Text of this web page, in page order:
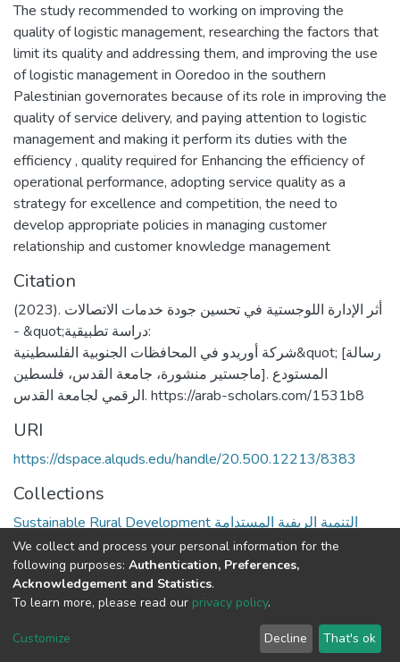
The study recommended to working on improving the
quality of logistic management, researching the factors that
limit its quality and addressing them, and improving the use
of logistic management in Ooredoo in the southern
Palestinian governorates because of its role in improving the
quality of service delivery, and paying attention to logistic
management and making it perform its duties with the
efficiency , quality required for Enhancing the efficiency of
operational performance, adopting service quality as a
strategy for excellence and competition, the need to
develop appropriate policies in managing customer
relationship and customer knowledge management
Citation
(2023). أثر الإدارة اللوجستية في تحسين جودة خدمات الاتصالات
- &quot;دراسة تطبيقية:
شركة أوريدو في المحافظات الجنوبية الفلسطينية&quot; [رسالة
ماجستير منشورة، جامعة القدس، فلسطين]. المستودع
الرقمي لجامعة القدس. https://arab-scholars.com/1531b8
URI
https://dspace.alquds.edu/handle/20.500.12213/8383
Collections
Sustainable Rural Development التنمية الريفية المستدامة
Full item page
Cookie
End User
Agreement
Send
Feedback
We collect and process your personal information for the
following purposes: Authentication, Preferences,
Acknowledgement and Statistics.
To learn more, please read our privacy policy.
Customize Decline That's ok